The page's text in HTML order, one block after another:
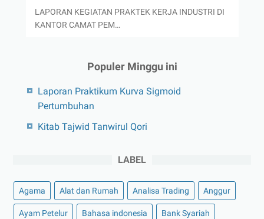
LAPORAN KEGIATAN PRAKTEK KERJA INDUSTRI DI
KANTOR CAMAT PEM…
Populer Minggu ini
Laporan Praktikum Kurva Sigmoid
Pertumbuhan
Kitab Tajwid Tanwirul Qori
LABEL
Agama Alat dan Rumah Analisa Trading Anggur
Ayam Petelur Bahasa indonesia Bank Syariah